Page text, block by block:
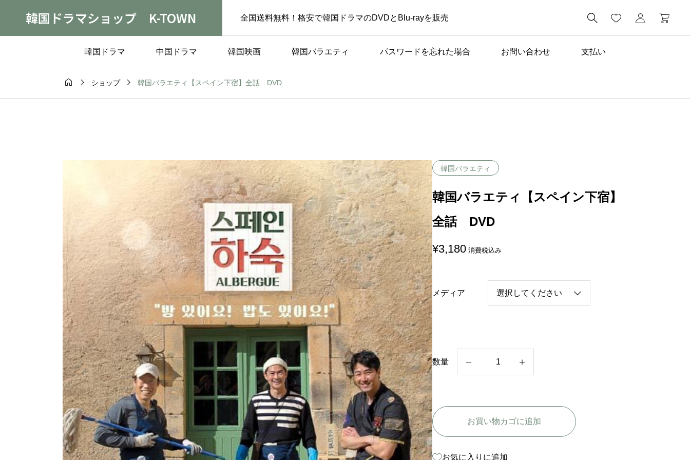
韓国ドラマショップ K-TOWN 全国送料無料！格安で韓国ドラマのDVDとBlu-rayを販売 
韓国ドラマ 中国ドラマ 韓国映画 韓国バラエティ パスワードを忘れた場合 お問い合わせ 支払い
  ショップ  韓国バラエティ【スペイン下宿】全話 DVD
韓国バラエティ
韓国バラエティ【スペイン下宿】
全話 DVD
¥3,180 消費税込み
メディア
数量
国
ラ
エ
テ
ィ
お買い物カゴに追加
お気に入りに追加